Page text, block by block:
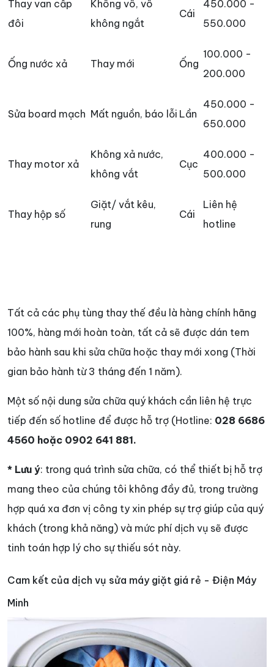
Thay van cấp
đôi
Không vô, vô
không ngắt
Cái
450.000 -
550.000
Ống nước xả Thay mới Ống
100.000 -
200.000
Sửa board mạch Mất nguồn, báo lỗi Lần
450.000 -
650.000
Thay motor xả
Không xả nước,
không vắt
Cục
400.000 -
500.000
Thay hộp số
Giặt/ vắt kêu,
rung
Cái
Liên hệ
hotline
Tất cả các phụ tùng thay thế đều là hàng chính hãng
100%, hàng mới hoàn toàn, tất cả sẽ được dán tem
bảo hành sau khi sửa chữa hoặc thay mới xong (Thời
gian bảo hành từ 3 tháng đến 1 năm).
Một số nội dung sửa chữa quý khách cần liên hệ trực
tiếp đến số hotline để được hỗ trợ (Hotline: 028 6686
4560 hoặc 0902 641 881.
* Lưu ý: trong quá trình sửa chữa, có thể thiết bị hỗ trợ
mang theo của chúng tôi không đầy đủ, trong trường
hợp quá xa đơn vị công ty xin phép sự trợ giúp của quý
khách (trong khả năng) và mức phí dịch vụ sẽ được
tinh toán hợp lý cho sự thiếu sót này.
Cam kết của dịch vụ sửa máy giặt giá rẻ - Điện Máy
Minh